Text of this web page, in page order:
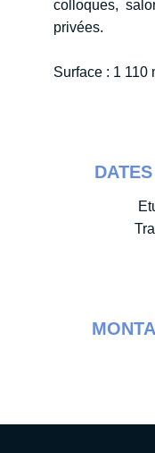
colloques,
privées.
Surface : 1 110